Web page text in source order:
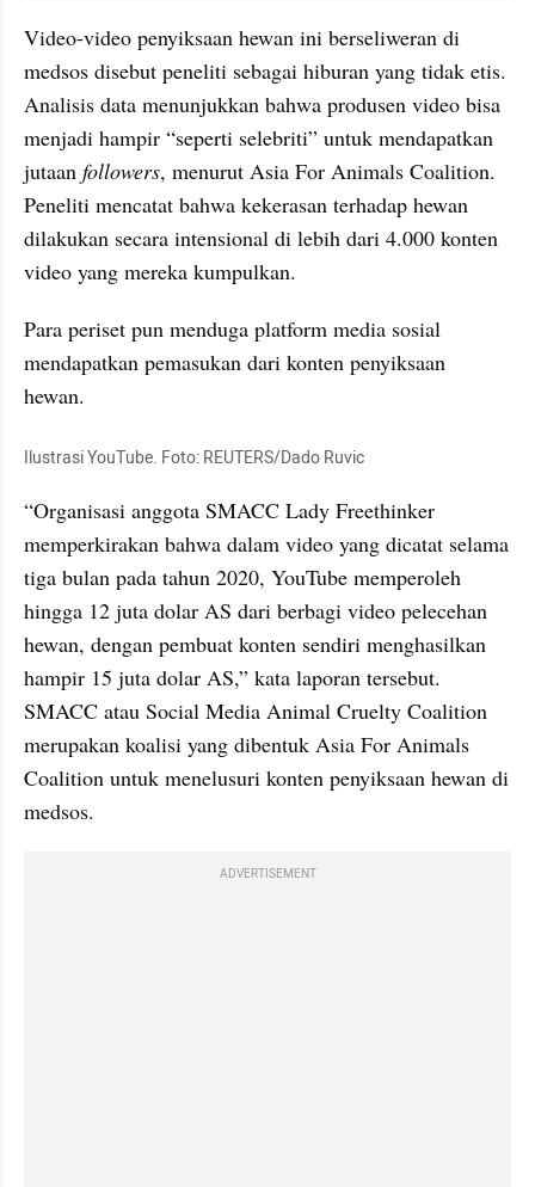
Video-video penyiksaan hewan ini berseliweran di
medsos disebut peneliti sebagai hiburan yang tidak etis.
Analisis data menunjukkan bahwa produsen video bisa
menjadi hampir “seperti selebriti” untuk mendapatkan
jutaan followers, menurut Asia For Animals Coalition.
Peneliti mencatat bahwa kekerasan terhadap hewan
dilakukan secara intensional di lebih dari 4.000 konten
video yang mereka kumpulkan.
Para periset pun menduga platform media sosial
mendapatkan pemasukan dari konten penyiksaan
hewan.
Ilustrasi YouTube. Foto: REUTERS/Dado Ruvic
“Organisasi anggota SMACC Lady Freethinker
memperkirakan bahwa dalam video yang dicatat selama
tiga bulan pada tahun 2020, YouTube memperoleh
hingga 12 juta dolar AS dari berbagi video pelecehan
hewan, dengan pembuat konten sendiri menghasilkan
hampir 15 juta dolar AS,” kata laporan tersebut.
SMACC atau Social Media Animal Cruelty Coalition
merupakan koalisi yang dibentuk Asia For Animals
Coalition untuk menelusuri konten penyiksaan hewan di
medsos.
ADVERTISEMENT